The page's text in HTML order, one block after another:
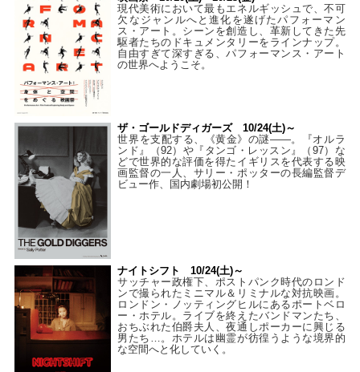
現代美術において最もエネルギッシュで、不可
欠なジャンルへと進化を遂げたパフォーマン
ス・アート。シーンを創造し、革新してきた先
駆者たちのドキュメンタリーをラインナップ。
自由すぎて深すぎる、パフォーマンス・アート
の世界へようこそ。
ザ・ゴールドディガーズ 10/24(土)～
世界を支配する、《黄金》の謎――。『オルラ
ンド』（92）や『タンゴ・レッスン』（97）な
どで世界的な評価を得たイギリスを代表する映
画監督の一人、サリー・ポッターの長編監督デ
ビュー作、国内劇場初公開！
ナイトシフト 10/24(土)～
サッチャー政権下、ポストパンク時代のロンド
ンで撮られたミニマル＆リミナルな対抗映画。
ロンドン・ノッティングヒルにあるポートベロ
ー・ホテル。ライブを終えたバンドマンたち、
おちぶれた伯爵夫人、夜通しポーカーに興じる
男たち…。ホテルは幽霊が彷徨うような境界的
な空間へと化していく。